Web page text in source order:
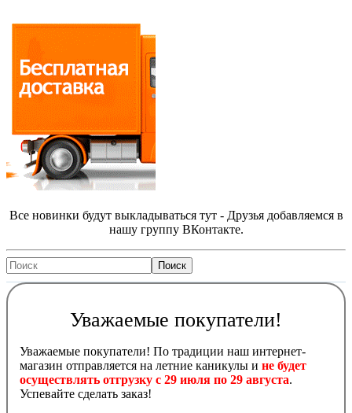
Все новинки будут выкладываться тут - Друзья добавляемся в
нашу группу ВКонтакте.
Уважаемые покупатели!
Уважаемые покупатели! По традиции наш интернет-
магазин отправляется на летние каникулы и не будет
осуществлять отгрузку с 29 июля по 29 августа.
Успевайте сделать заказ!